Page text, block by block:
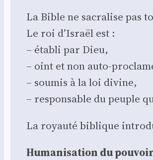
La Bible ne sacra­lise pas
Le roi d’Israël est :
– éta­bli par Dieu,
– oint et non auto-
– sou­mis à la loi divine,
– res­pon­sable du peuple
La royau­té biblique
Huma­ni­sa­tion du pou­voir